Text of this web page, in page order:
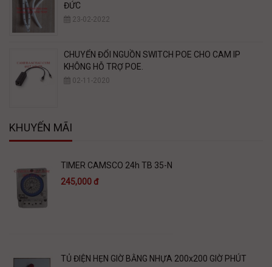
ĐỨC
23-02-2022
CHUYỂN ĐỔI NGUỒN SWITCH POE CHO CAM IP
KHÔNG HỖ TRỢ POE.
02-11-2020
KHUYẾN MÃI
TIMER CAMSCO 24h TB 35-N
245,000 đ
TỦ ĐIỆN HẸN GIỜ BẰNG NHỰA 200x200 GIỜ PHÚT